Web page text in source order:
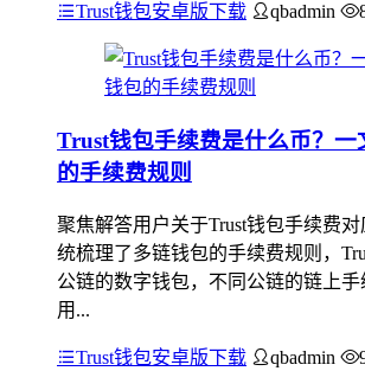
Trust钱包安卓版下载 qbadmin
Trust钱包手续费是什么币？一
的手续费规则
聚焦解答用户关于Trust钱包手续费
统梳理了多链钱包的手续费规则，
公链的数字钱包，不同公链的链上手
用...
Trust钱包安卓版下载 qbadmin